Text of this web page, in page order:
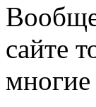
сайте